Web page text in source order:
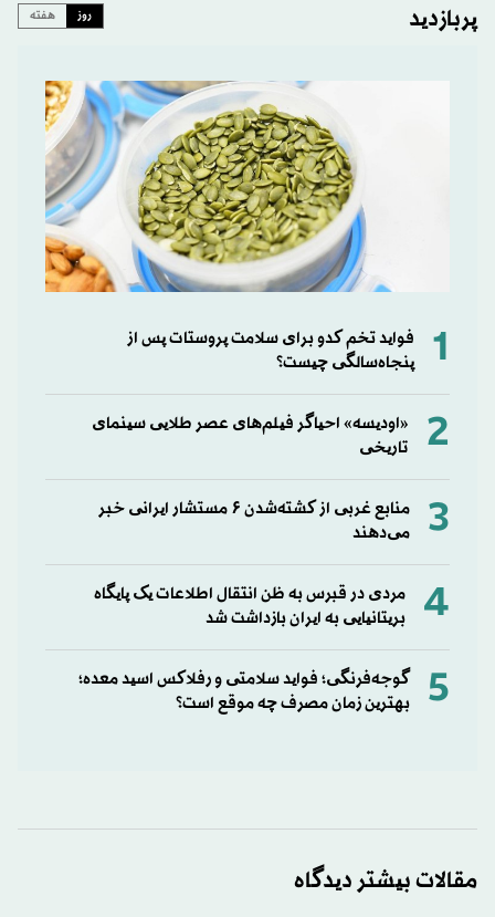
پربازدید روز هفته
1
فواید تخم کدو برای سلامت پروستات پس از
پنجاه‌سالگی چیست؟
2
«اودیسه» احیاگر فیلم‌های عصر طلایی سینمای
تاریخی
3
منابع غربی از کشته‌شدن ۶ مستشار ایرانی خبر
می‌دهند
4
مردی در قبرس به ظن انتقال اطلاعات یک پایگاه
بریتانیایی به ایران بازداشت شد
5
گوجه‌فرنگی؛ فواید سلامتی و رفلاکس اسید معده؛
بهترین زمان مصرف چه موقع است؟
مقالات بیشتر دیدگاه